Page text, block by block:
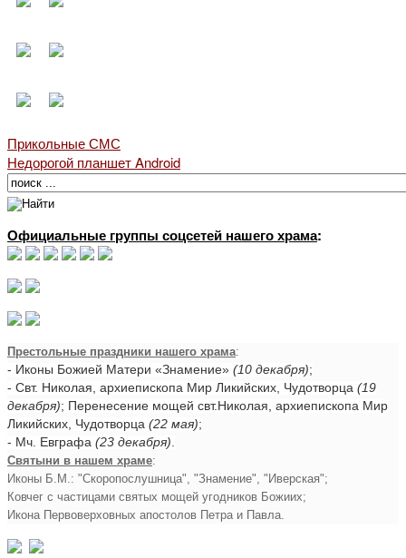
Прикольные СМС
Недорогой планшет Android
Официальные группы соцсетей нашего храма:
Престольные праздники нашего храма:
- Иконы Божией Матери «Знамение» (10 декабря);
- Свт. Николая, архиепископа Мир Ликийских, Чудотворца (19
декабря); Перенесение мощей свт.Николая, архиепископа Мир
Ликийских, Чудотворца (22 мая);
- Мч. Евграфа (23 декабря)
Святыни в нашем храме:
Иконы Б.М.: "Скоропослушница", "Знамение", "Иверская";
Ковчег с частицами святых мощей угодников Божиих;
Икона Первоверховных апостолов Петра и Павла.